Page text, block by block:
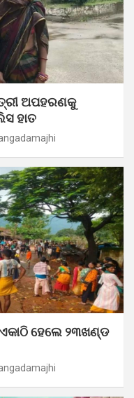
ଅପହରଣକୁ
ହାତ
ହେଲେ ୨୩ଖଣ୍ଡ